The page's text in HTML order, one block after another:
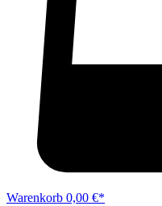
Warenkorb 0,00 €*